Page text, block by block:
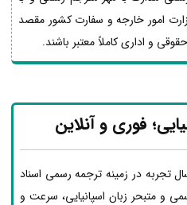
امور خارجه و سفارت کشور مقصد
و اداری کاملاً معتبر باشند.
فوری و آنلاین
تجربه در زمینه ترجمه رسمی اسناد
و متبحر زبان اسپانیایی، سرعت و